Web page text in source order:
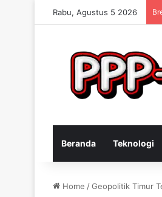
Rabu, Agustus 5 2026
Beranda Teknologi
Home /Geopolitik Timur